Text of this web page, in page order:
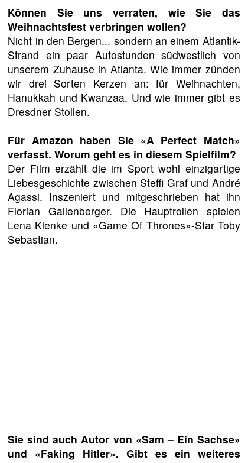
Können Sie uns verraten, wie Sie das
Weihnachtsfest verbringen wollen?
Nicht in den Bergen... sondern an einem Atlantik-
Strand ein paar Autostunden südwestlich von
unserem Zuhause in Atlanta. Wie immer zünden
wir drei Sorten Kerzen an: für Weihnachten,
Hanukkah und Kwanzaa. Und wie immer gibt es
Dresdner Stollen.
Für Amazon haben Sie «A Perfect Match»
verfasst. Worum geht es in diesem Spielfilm?
Der Film erzählt die im Sport wohl einzigartige
Liebesgeschichte zwischen Steffi Graf und André
Agassi. Inszeniert und mitgeschrieben hat ihn
Florian Gallenberger. Die Hauptrollen spielen
Lena Klenke und «Game Of Thrones»-Star Toby
Sebastian.
Sie sind auch Autor von «Sam – Ein Sachse»
und «Faking Hitler». Gibt es ein weiteres